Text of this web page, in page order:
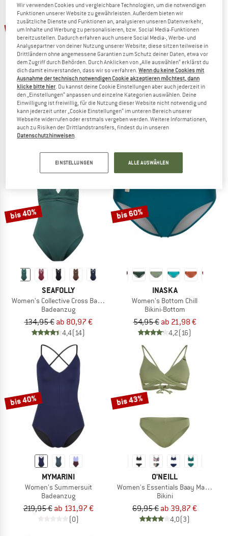
ZUM SOMMER SALE
bis 43%
O'NEILL
Women's Baay Top
Bikini-Top
49,95 €ab 28,47 €
MYMARINI
Women's Outfit-Onepiece
Badeanzug
bis 40%
SEAFOLLY
Women's Collective Cross Back One Piece
Badeanzug
134,95 € ab 80,97 €
4,4(14)
bis 60%
INASKA
Women's Bottom Chill
Bikini-Bottom
54,95 € ab 21,98 €
4,2(16)
bis 40%
MYMARINI
Women's Summersuit
Badeanzug
219,95 € ab 131,97 €
(0)
bis 43%
O'NEILL
Women's Essentials Baay Maoi
Bikini
69,95 € ab 39,87 €
4,0(3)
Wir verwenden Cookies und vergleichbare Technologien, um die notwendigen
Funktionen unserer Website zu gewährleisten. Außerdem bieten wir
zusätzliche Dienste und Funktionen an, analysieren unseren Datenverkehr,
um Inhalte und Werbung zu personalisieren, bzw. Social Media-Funktionen
bereitzustellen. Dadurch erfahren auch unsere Social Media-, Werbe- und
Analysepartner von deiner Nutzung unserer Website; diese sitzen teilweise in
Drittländern ohne angemessene Garantien zum Schutz deiner Daten, etwa vor
dem Zugriff durch Behörden. Durch Anklicken von „Alle auswählen“ erklärst du
dich damit einverstanden, dass wir so verfahren.Wenn du keine Cookies mit
Ausnahme der technisch notwendigen Cookie akzeptieren möchtest, dann
klicke bitte hier. Du kannst deine Cookie Einstellungen aber auch jederzeit in
den „Einstellungen“ anpassen und einzelne Kategorien auswählen. Deine
Einwilligung ist freiwillig, für die Nutzung dieser Website nicht notwendig und
kann jederzeit unter „Cookie Einstellungen“ im unteren Bereich unserer
Webseite widerrufen oder erstmals vergeben werden. Weitere Informationen,
auch zu Risiken der Drittlandstransfers, findest du in unseren
Datenschutzhinweisen.
EINSTELLUNGEN ALLE AUSWÄHLEN